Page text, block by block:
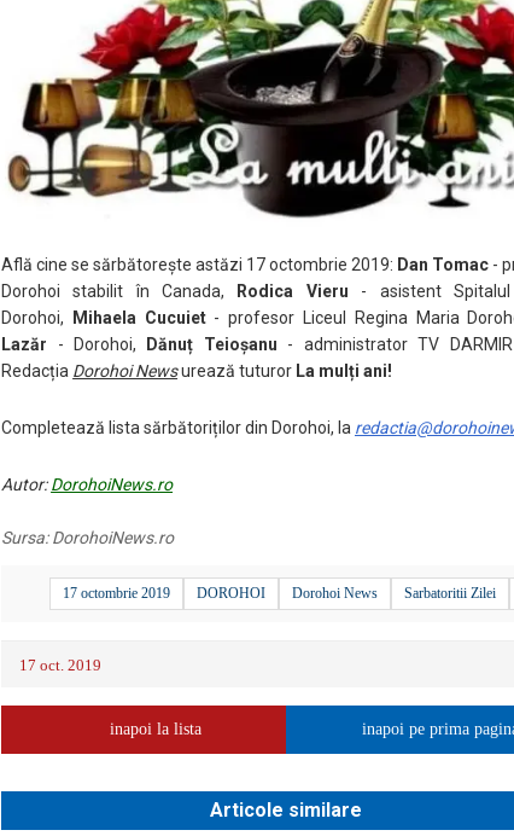
Află cine se sărbătoreşte astăzi 17 octombrie 2019: Dan Tomac -
Dorohoi stabilit în Canada,
Rodica Vieru - asistent Spitalul
Dorohoi,
Mihaela Cucuiet- profesor Liceul Regina Maria
Lazăr - Dorohoi, Dănuț Teioșanu - administrator TV DARMIR
Redacția Dorohoi Newsurează tuturor La mulți ani!
Completează lista sărbătoriților din Dorohoi, la
Autor:DorohoiNews.ro
Sursa:DorohoiNews.ro
17 octombrie 2019 DOROHOI Dorohoi News Sarbatoritii Zilei
17 oct. 2019
inapoi la lista inapoi pe prima
Articole similare